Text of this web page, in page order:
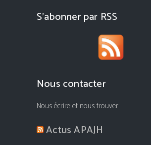
S’abonner par RSS
Nous contacter
Nous écrire et nous trouver
Actus APAJH